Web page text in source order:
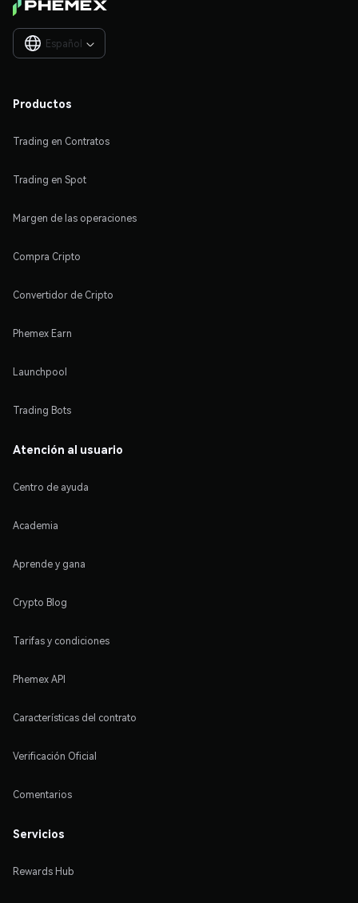
Español 
Productos
Trading en Contratos
Trading en Spot
Margen de las operaciones
Compra Cripto
Convertidor de Cripto
Phemex Earn
Launchpool
Trading Bots
Atención al usuario
Centro de ayuda
Academia
Aprende y gana
Crypto Blog
Tarifas y condiciones
Phemex API
Características del contrato
Verificación Oficial
Comentarios
Servicios
Rewards Hub